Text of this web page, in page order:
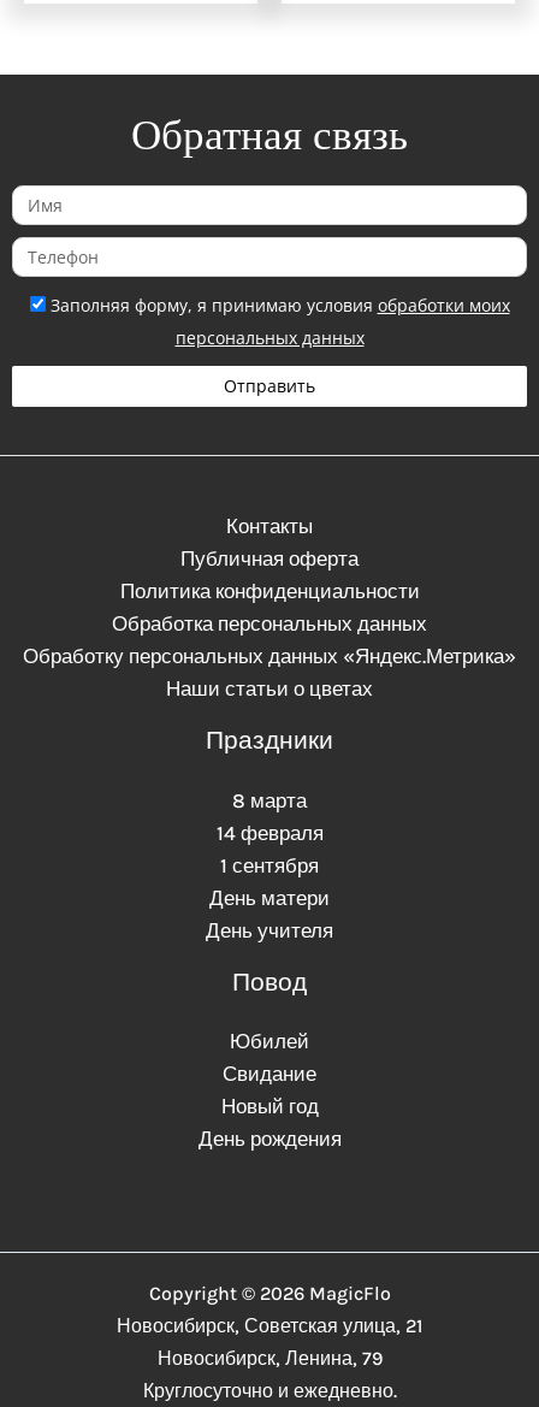
Обратная связь
И
м
я
Т
е
о
Заполняя форму, я принимаю условия обработки моих
персональных данных
Отправить
Контакты
Публичная оферта
Политика конфиденциальности
Обработка персональных данных
Обработку персональных данных «Яндекс.Метрика»
Наши статьи о цветах
Праздники
8 марта
14 февраля
1 сентября
День матери
День учителя
Повод
Юбилей
Свидание
Новый год
День рождения
Copyright © 2026 MagicFlo
Новосибирск, Советская улица, 21
Новосибирск, Ленина, 79
Круглосуточно и ежедневно.